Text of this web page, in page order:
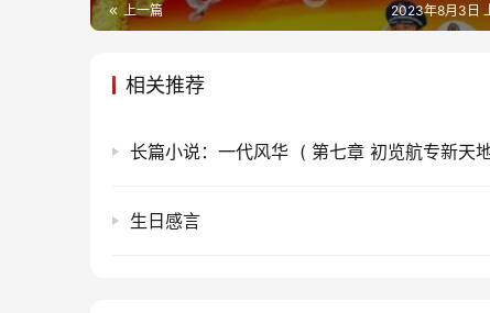
上一篇 2023年8月3日
相关推荐
长篇小说：一代风华 ( 第七章 初览航专新天
生日感言